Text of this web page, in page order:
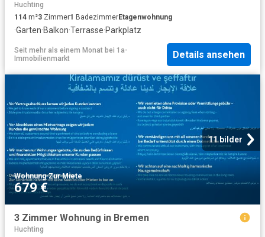
Huchting
114 m²3 Zimmer1 BadezimmerEtagenwohnung
·Garten·Balkon·Terrasse·Parkplatz
Seit mehr als einem Monat bei 1a-
Immobilienmarkt
Details ansehen
11 bilder
Wohnung·Zur Miete
679 €
3 Zimmer Wohnung in Bremen
Huchting